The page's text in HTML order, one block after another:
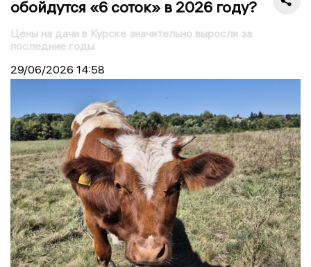
обойдутся «6 соток» в 2026 году?
Цены на дачи в Курске значительно выросли за
последние годы
29/06/2026 14:58